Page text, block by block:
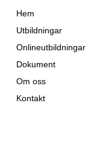
Hem
Utbildningar
Onlineutbildningar
Dokument
Om oss
Kontakt